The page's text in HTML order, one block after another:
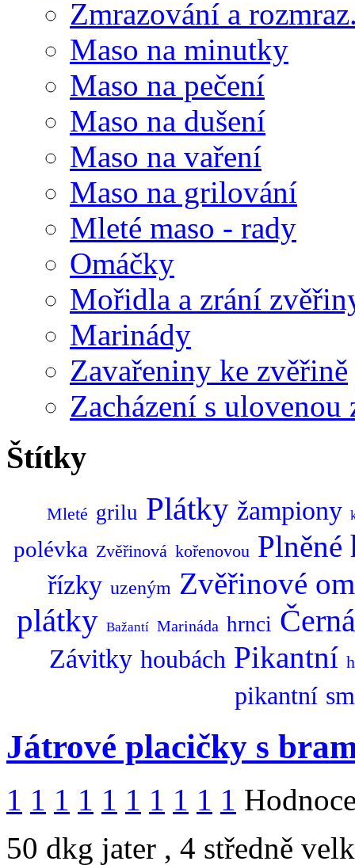
Zmrazování a
Maso na minutky
Maso na pečení
Maso na dušení
Maso na vaření
Maso na grilování
Mleté maso - rady
Omáčky
Mořidla a zrání
Marinády
Zavařeniny ke zvěřině
Zacházení s ulovenou
Štítky
Mleté grilu Plátky žampiony
polévka Zvěřinová kořenovou Plněné
řízky uzeným Zvěřinové
plátky Bažantí Marináda hrnci Černá
Závitky houbách Pikantní
pikantní
Játrové placičky s
1 1 1 1 1 1 1 1 1 1
50 dkg jater , 4 středně